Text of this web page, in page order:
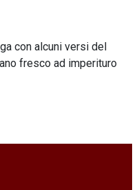
con alcuni versi del
fresco ad imperituro